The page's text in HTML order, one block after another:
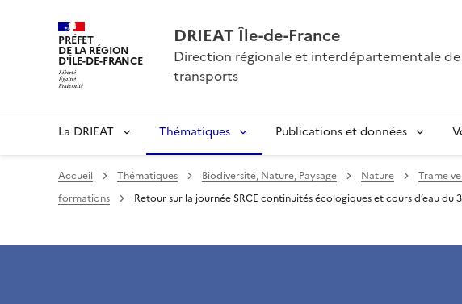
PRÉFET
DE LA RÉGION
D'ÎLE-DE-FRANCE
DRIEAT Île-de-France
Direction régionale et interdépartementale
transports
La DRIEAT Thématiques Publications et données
Accueil Thématiques Biodiversité, Nature, Paysage Nature Trame
formations
Retour sur la journée SRCE continuités écologiques et cours d’eau du